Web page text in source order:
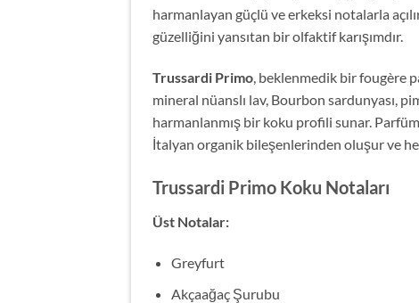
harmanlayan güçlü ve erkeksi notalarla
güzelliğini yansıtan bir olfaktif karışımdır.
Trussardi Primo , beklenmedik bir fougère
mineral nüanslı lav, Bourbon sardunyası,
harmanlanmış bir koku profili sunar.
İtalyan organik bileşenlerinden oluşur ve
Trussardi Primo Koku Notaları
Üst Notalar:
Greyfurt
Akçaağaç Şurubu